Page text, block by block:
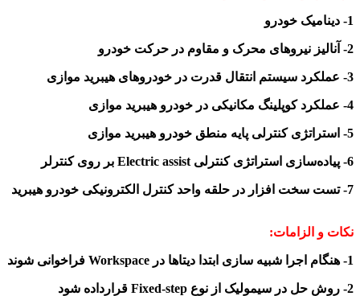
1- دینامیک خودرو
2- آنالیز نیروهای محرک و مقاوم در حرکت خودرو
3- عملکرد سیستم انتقال قدرت در خودروهای هیبرید موازی
4- عملکرد کوپلینگ مکانیکی در خودرو هیبرید موازی
5- استراتژی کنترلی پایه منطق خودرو هیبرید موازی
6- پیاده‌سازی استراتژی کنترلی Electric assist بر روی کنترلر
7- تست سخت افزار در حلقه واحد کنترل الکترونیکی خودرو هیبرید
نکات و الزامات:
1- هنگام اجرا شبیه سازی ابتدا دیتاها در Workspace فراخوانی شوند
2- روش حل در سیمولیک از نوع Fixed-step قرارداده شود